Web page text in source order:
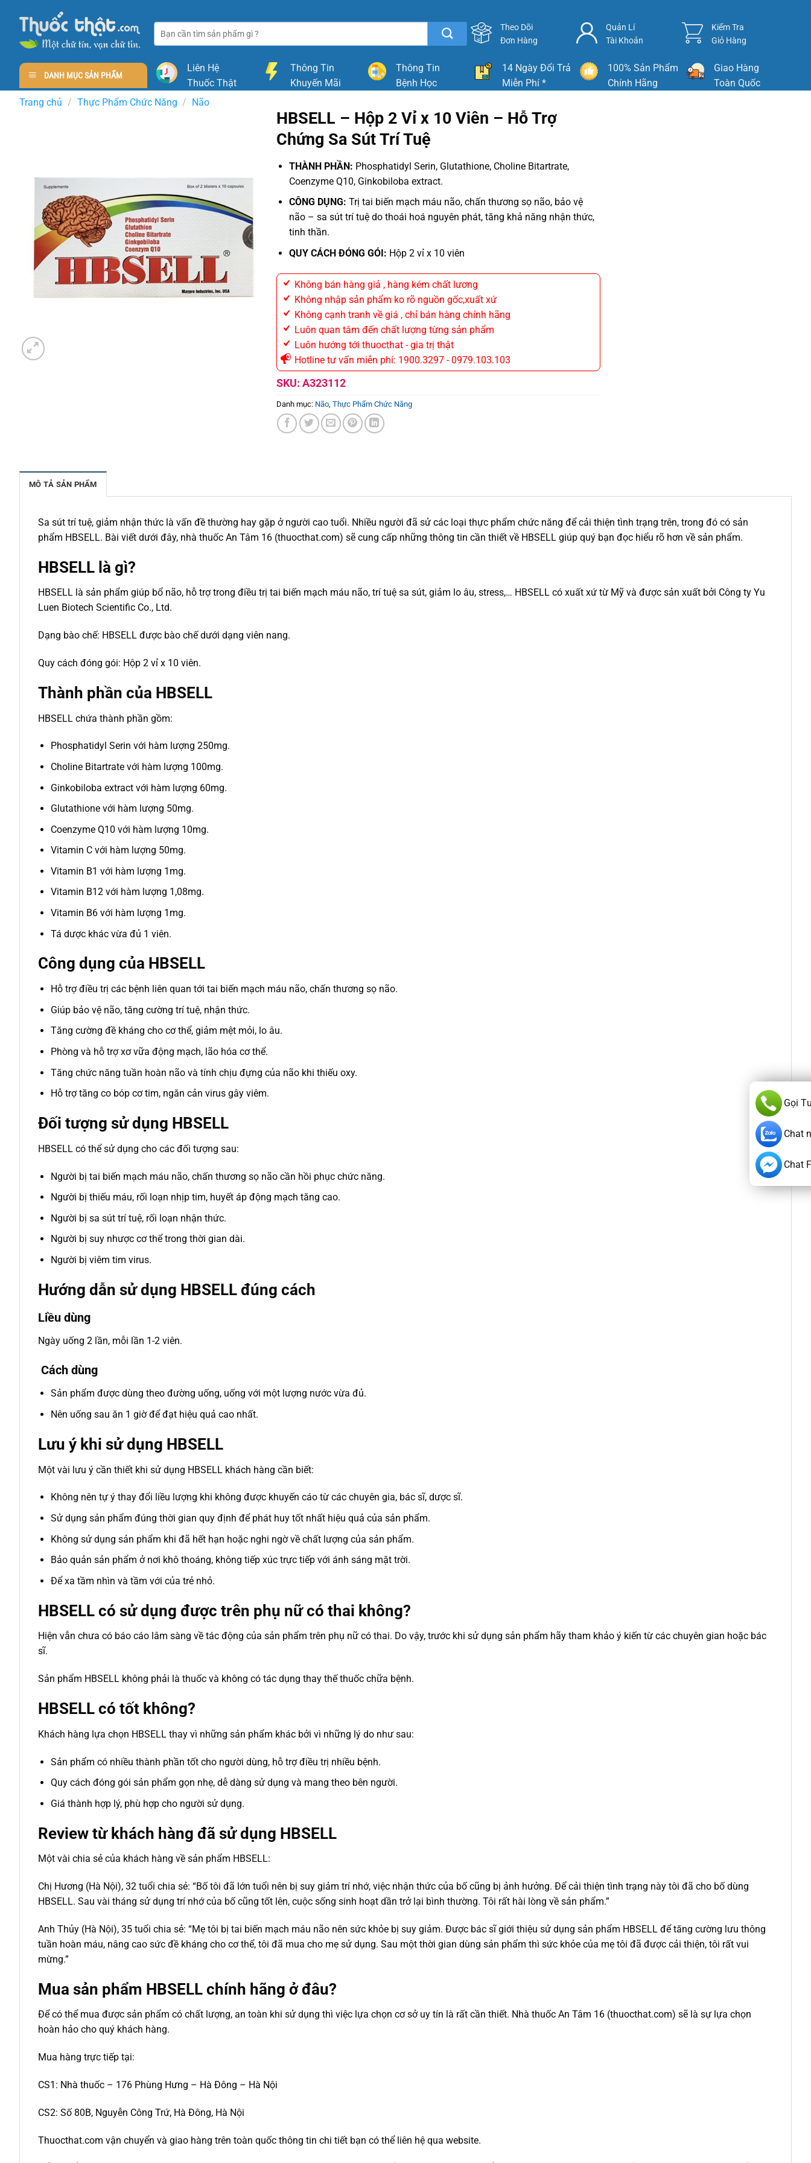
content
kiếm:
Theo Dõi
Đơn Hàng
Quản Lí
Tài Khoản
Kiểm Tra
Giỏ Hàng
DANH MỤC SẢN PHẨM
Liên Hệ
Thuốc Thật
Thông Tin
Khuyến Mãi
Thông Tin
Bệnh Học
14 Ngày Đổi Trả
Miễn Phí *
100% Sản Phẩm
Chính Hãng
Giao Hàng
Toàn Quốc
Trang chủ / Thực Phẩm Chức Năng / Não
HBSELL – Hộp 2 Vỉ x 10 Viên – Hỗ Trợ
Chứng Sa Sút Trí Tuệ
THÀNH PHẦN: Phosphatidyl Serin, Glutathione, Choline Bitartrate,
Coenzyme Q10, Ginkobiloba extract.
CÔNG DỤNG: Trị tai biến mạch máu não, chấn thương sọ não, bảo vệ
não – sa sút trí tuệ do thoái hoá nguyên phát, tăng khả năng nhận thức,
tinh thần.
QUY CÁCH ĐÓNG GÓI: Hộp 2 vỉ x 10 viên
Không bán hàng giả , hàng kém chất lương
Không nhập sản phẩm ko rõ nguồn gốc,xuất xứ
Không cạnh tranh về giá , chỉ bán hàng chính hãng
Luôn quan tâm đến chất lượng từng sản phẩm
Luôn hướng tới thuocthat - gia trị thật
Hotline tư vấn miễn phí: 1900.3297 - 0979.103.103
SKU: A323112
Danh mục: Não, Thực Phẩm Chức Năng
MÔ TẢ SẢN PHẨM
Sa sút trí tuệ, giảm nhận thức là vấn đề thường hay gặp ở người cao tuổi. Nhiều người đã sử các loại thực phẩm chức năng để cải thiện tình trạng trên, trong đó có sản
phẩm HBSELL. Bài viết dưới đây, nhà thuốc An Tâm 16 (thuocthat.com) sẽ cung cấp những thông tin cần thiết về HBSELL giúp quý bạn đọc hiểu rõ hơn về sản phẩm.
HBSELL là gì?
HBSELL là sản phẩm giúp bổ não, hỗ trợ trong điều trị tai biến mạch máu não, trí tuệ sa sút, giảm lo âu, stress,… HBSELL có xuất xứ từ Mỹ và được sản xuất bởi Công ty Yu
Luen Biotech Scientific Co., Ltd.
Dạng bào chế: HBSELL được bào chế dưới dạng viên nang.
Quy cách đóng gói: Hộp 2 vỉ x 10 viên.
Thành phần của HBSELL
HBSELL chứa thành phần gồm:
Phosphatidyl Serin với hàm lượng 250mg.
Choline Bitartrate với hàm lượng 100mg.
Ginkobiloba extract với hàm lượng 60mg.
Glutathione với hàm lượng 50mg.
Coenzyme Q10 với hàm lượng 10mg.
Vitamin C với hàm lượng 50mg.
Vitamin B1 với hàm lượng 1mg.
Vitamin B12 với hàm lượng 1,08mg.
Vitamin B6 với hàm lượng 1mg.
Tá dược khác vừa đủ 1 viên.
Công dụng của HBSELL
Hỗ trợ điều trị các bệnh liên quan tới tai biến mạch máu não, chấn thương sọ não.
Giúp bảo vệ não, tăng cường trí tuệ, nhận thức.
Tăng cường đề kháng cho cơ thể, giảm mệt mỏi, lo âu.
Phòng và hỗ trợ xơ vữa động mạch, lão hóa cơ thể.
Tăng chức năng tuần hoàn não và tính chịu đựng của não khi thiếu oxy.
Hỗ trợ tăng co bóp cơ tim, ngăn cản virus gây viêm.
Đối tượng sử dụng HBSELL
HBSELL có thể sử dụng cho các đối tượng sau:
Người bị tai biến mạch máu não, chấn thương sọ não cần hồi phục chức năng.
Người bị thiếu máu, rối loạn nhịp tim, huyết áp động mạch tăng cao.
Người bị sa sút trí tuệ, rối loạn nhận thức.
Người bị suy nhược cơ thể trong thời gian dài.
Người bị viêm tim virus.
Hướng dẫn sử dụng HBSELL đúng cách
Liều dùng
Ngày uống 2 lần, mỗi lần 1-2 viên.
Cách dùng
Sản phẩm được dùng theo đường uống, uống với một lượng nước vừa đủ.
Nên uống sau ăn 1 giờ để đạt hiệu quả cao nhất.
Lưu ý khi sử dụng HBSELL
Một vài lưu ý cần thiết khi sử dụng HBSELL khách hàng cần biết:
Không nên tự ý thay đổi liều lượng khi không được khuyến cáo từ các chuyên gia, bác sĩ, dược sĩ.
Sử dụng sản phẩm đúng thời gian quy định để phát huy tốt nhất hiệu quả của sản phẩm.
Không sử dụng sản phẩm khi đã hết hạn hoặc nghi ngờ về chất lượng của sản phẩm.
Bảo quản sản phẩm ở nơi khô thoáng, không tiếp xúc trực tiếp với ánh sáng mặt trời.
Để xa tầm nhìn và tầm với của trẻ nhỏ.
HBSELL có sử dụng được trên phụ nữ có thai không?
Hiện vẫn chưa có báo cáo lâm sàng về tác động của sản phẩm trên phụ nữ có thai. Do vậy, trước khi sử dụng sản phẩm hãy tham khảo ý kiến từ các chuyên gian hoặc bác
sĩ.
Sản phẩm HBSELL không phải là thuốc và không có tác dụng thay thế thuốc chữa bệnh.
HBSELL có tốt không?
Khách hàng lựa chọn HBSELL thay vì những sản phẩm khác bởi vì những lý do như sau:
Sản phẩm có nhiều thành phần tốt cho người dùng, hỗ trợ điều trị nhiều bệnh.
Quy cách đóng gói sản phẩm gọn nhẹ, dễ dàng sử dụng và mang theo bên người.
Giá thành hợp lý, phù hợp cho người sử dụng.
Review từ khách hàng đã sử dụng HBSELL
Một vài chia sẻ của khách hàng về sản phẩm HBSELL:
Chị Hương (Hà Nội), 32 tuổi chia sẻ: “Bố tôi đã lớn tuổi nên bị suy giảm trí nhớ, việc nhận thức của bố cũng bị ảnh hưởng. Để cải thiện tình trạng này tôi đã cho bố dùng
HBSELL. Sau vài tháng sử dụng trí nhớ của bố cũng tốt lên, cuộc sống sinh hoạt dần trở lại bình thường. Tôi rất hài lòng về sản phẩm.”
Anh Thủy (Hà Nội), 35 tuổi chia sẻ: “Mẹ tôi bị tai biến mạch máu não nên sức khỏe bị suy giảm. Được bác sĩ giới thiệu sử dụng sản phẩm HBSELL để tăng cường lưu thông
tuần hoàn máu, nâng cao sức đề kháng cho cơ thể, tôi đã mua cho mẹ sử dụng. Sau một thời gian dùng sản phẩm thì sức khỏe của mẹ tôi đã được cải thiện, tôi rất vui
mừng.”
Mua sản phẩm HBSELL chính hãng ở đâu?
Để có thể mua được sản phẩm có chất lượng, an toàn khi sử dụng thì việc lựa chọn cơ sở uy tín là rất cần thiết. Nhà thuốc An Tâm 16 (thuocthat.com) sẽ là sự lựa chọn
hoàn hảo cho quý khách hàng.
Mua hàng trực tiếp tại:
CS1: Nhà thuốc – 176 Phùng Hưng – Hà Đông – Hà Nội
CS2: Số 80B, Nguyễn Công Trứ, Hà Đông, Hà Nội
Thuocthat.com vận chuyển và giao hàng trên toàn quốc thông tin chi tiết bạn có thể liên hệ qua website.
Gọi
Chat
Chat